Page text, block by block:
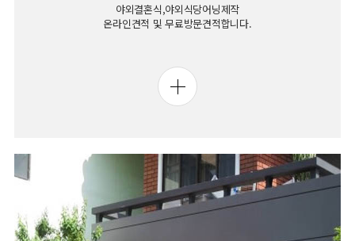
야외결혼식,야외식당어닝제작
온라인견적 및 무료방문견적합니다.